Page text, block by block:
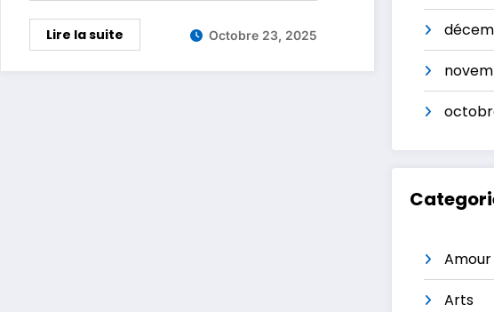
Lire la suite Octobre 23, 2025
Arts